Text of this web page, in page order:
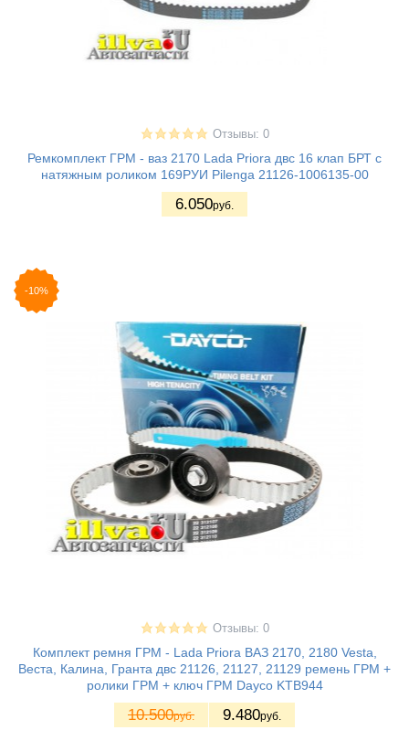
Отзывы: 0
Ремкомплект ГРМ - ваз 2170 Lada Priora двс 16 клап БРТ с
натяжным роликом 169РУИ Pilenga 21126-1006135-00
6.050руб.
-10%
Отзывы: 0
Комплект ремня ГРМ - Lada Priora ВАЗ 2170, 2180 Vesta,
Веста, Калина, Гранта двс 21126, 21127, 21129 ремень ГРМ +
ролики ГРМ + ключ ГРМ Dayco KTB944
10.500руб. 9.480руб.